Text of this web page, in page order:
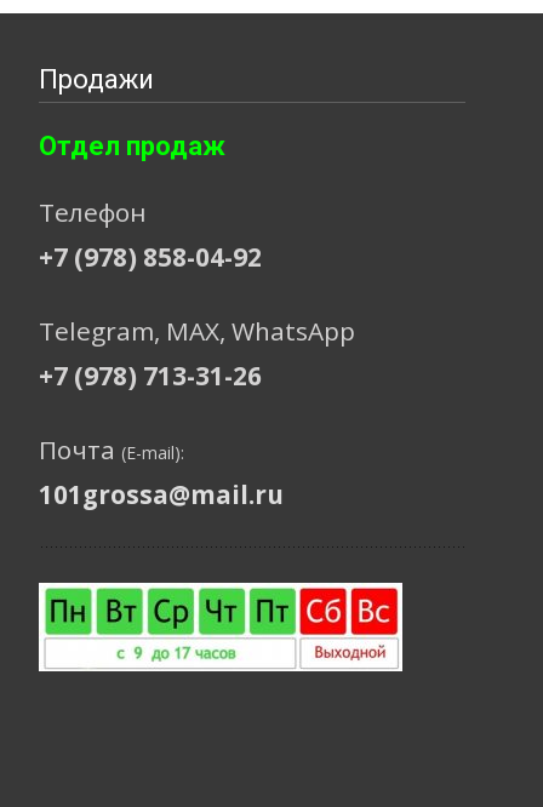
Продажи
Отдел продаж
Телефон
+7 (978) 858-04-92
Telegram, МАХ, WhatsApp
+7 (978) 713-31-26
Почта (E-mail):
101grossa@mail.ru